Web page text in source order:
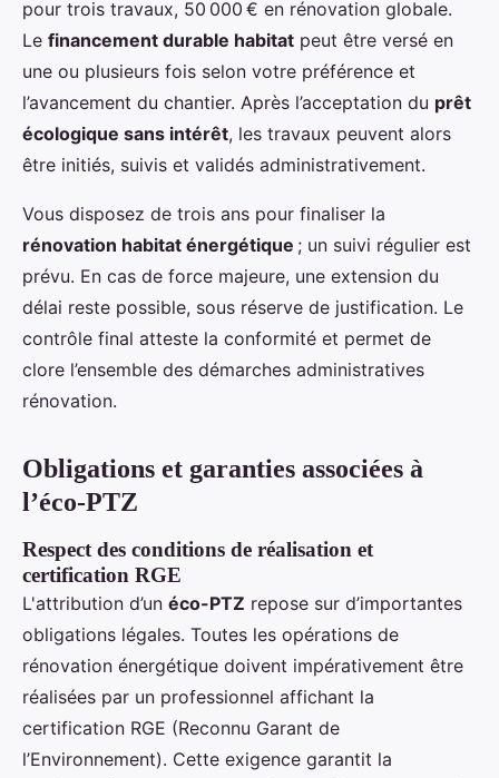
pour trois travaux, 50 000 € en rénovation globale.
Le financement durable habitat peut être versé en
une ou plusieurs fois selon votre préférence et
l’avancement du chantier. Après l’acceptation du prêt
écologique sans intérêt, les travaux peuvent alors
être initiés, suivis et validés administrativement.
Vous disposez de trois ans pour finaliser la
rénovation habitat énergétique ; un suivi régulier est
prévu. En cas de force majeure, une extension du
délai reste possible, sous réserve de justification. Le
contrôle final atteste la conformité et permet de
clore l’ensemble des démarches administratives
rénovation.
Obligations et garanties associées à
l’éco-PTZ
Respect des conditions de réalisation et
certification RGE
L'attribution d’un éco-PTZ repose sur d’importantes
obligations légales. Toutes les opérations de
rénovation énergétique doivent impérativement être
réalisées par un professionnel affichant la
certification RGE (Reconnu Garant de
l’Environnement). Cette exigence garantit la